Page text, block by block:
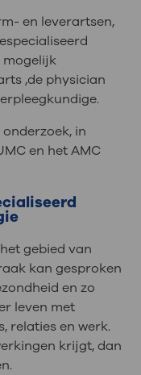
en leverartsen,
mogelijk
,de physician
in
en het AMC
gebied van
kan gesproken
en zo
leven met
relaties en werk.
krijgt, dan